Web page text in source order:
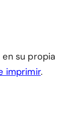
su propia
imprimir.